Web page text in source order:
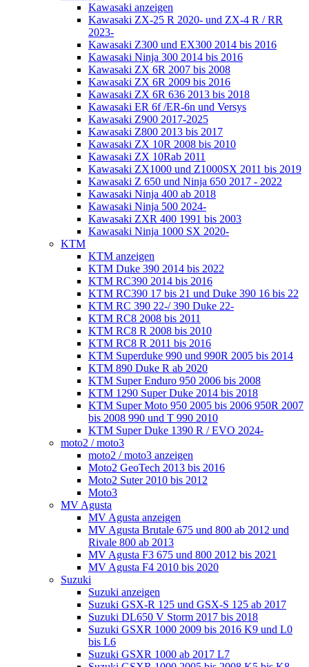
Kawasaki anzeigen
Kawasaki ZX-25 R 2020- und ZX-4 R / RR
2023-
Kawasaki Z300 und EX300 2014 bis 2016
Kawasaki Ninja 300 2014 bis 2016
Kawasaki ZX 6R 2007 bis 2008
Kawasaki ZX 6R 2009 bis 2016
Kawasaki ZX 6R 636 2013 bis 2018
Kawasaki ER 6f /ER-6n und Versys
Kawasaki Z900 2017-2025
Kawasaki Z800 2013 bis 2017
Kawasaki ZX 10R 2008 bis 2010
Kawasaki ZX 10Rab 2011
Kawasaki ZX1000 und Z1000SX 2011 bis 2019
Kawasaki Z 650 und Ninja 650 2017 - 2022
Kawasaki Ninja 400 ab 2018
Kawasaki Ninja 500 2024-
Kawasaki ZXR 400 1991 bis 2003
Kawasaki Ninja 1000 SX 2020-
KTM
KTM anzeigen
KTM Duke 390 2014 bis 2022
KTM RC390 2014 bis 2016
KTM RC390 17 bis 21 und Duke 390 16 bis 22
KTM RC 390 22-/ 390 Duke 22-
KTM RC8 2008 bis 2011
KTM RC8 R 2008 bis 2010
KTM RC8 R 2011 bis 2016
KTM Superduke 990 und 990R 2005 bis 2014
KTM 890 Duke R ab 2020
KTM Super Enduro 950 2006 bis 2008
KTM 1290 Super Duke 2014 bis 2018
KTM Super Moto 950 2005 bis 2006 950R 2007
bis 2008 990 und T 990 2010
KTM Super Duke 1390 R / EVO 2024-
moto2 / moto3
moto2 / moto3 anzeigen
Moto2 GeoTech 2013 bis 2016
Moto2 Suter 2010 bis 2012
Moto3
MV Agusta
MV Agusta anzeigen
MV Agusta Brutale 675 und 800 ab 2012 und
Rivale 800 ab 2013
MV Agusta F3 675 und 800 2012 bis 2021
MV Agusta F4 2010 bis 2020
Suzuki
Suzuki anzeigen
Suzuki GSX-R 125 und GSX-S 125 ab 2017
Suzuki DL650 V Storm 2017 bis 2018
Suzuki GSXR 1000 2009 bis 2016 K9 und L0
bis L6
Suzuki GSXR 1000 ab 2017 L7